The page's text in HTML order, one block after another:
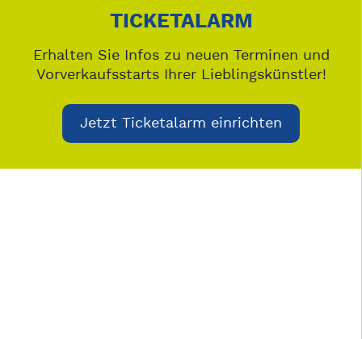
TICKETALARM
Erhalten Sie Infos zu neuen Terminen und
Vorverkaufsstarts Ihrer Lieblingskünstler!
Jetzt Ticketalarm einrichten